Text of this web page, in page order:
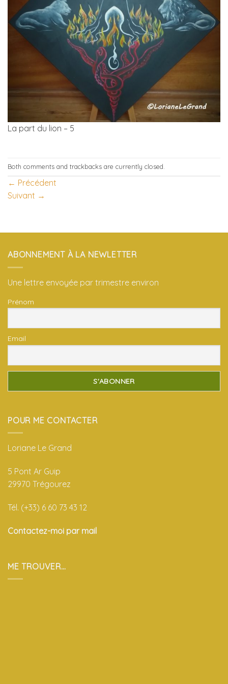
La part du lion – 5
Both comments and trackbacks are currently closed.
← Précédent
Suivant →
ABONNEMENT À LA NEWLETTER
Une lettre envoyée par trimestre environ
Prénom
Email
POUR ME CONTACTER
Loriane Le Grand
5 Pont Ar Guip
29970 Trégourez
Tél. (+33) 6 60 73 43 12
Contactez-moi par mail
ME TROUVER…